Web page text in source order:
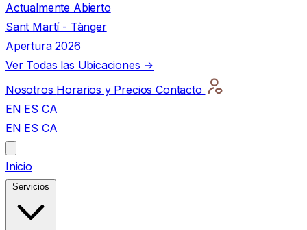
Actualmente Abierto
Sant Martí - Tànger
Apertura 2026
Ver Todas las Ubicaciones →
Nosotros Horarios y PreciosContacto
EN ES CA
EN ES CA
Inicio
Servicios